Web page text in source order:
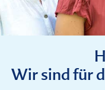
Wir sind für